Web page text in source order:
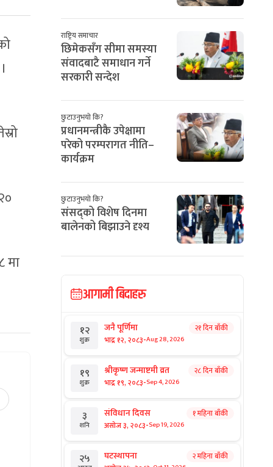
मा
राष्ट्रिय समाचार
छिमेकसँग सीमा समस्या
संवादबाटै समाधान गर्ने
सरकारी सन्देश
छुटाउनुभयो कि?
प्रधानमन्त्रीकै उपेक्षामा
परेको परम्परागत नीति–
कार्यक्रम
छुटाउनुभयो कि?
संसद्को विशेष दिनमा
बालेनको बिझाउने दृश्य
आगामी बिदाहरु
१२
शुक्र
जनै पूर्णिमा
भाद्र १२, २०८३-Aug 28, 2026
२१ दिन बाँकी
१९
शुक्र
श्रीकृष्ण जन्माष्टमी व्रत
भाद्र १९, २०८३-Sep 4, 2026
२८ दिन बाँकी
३
शनि
संविधान दिवस
असोज ३, २०८३-Sep 19, 2026
१ महिना बाँकी
२५ घटस्थापना २ महिना बाँकी